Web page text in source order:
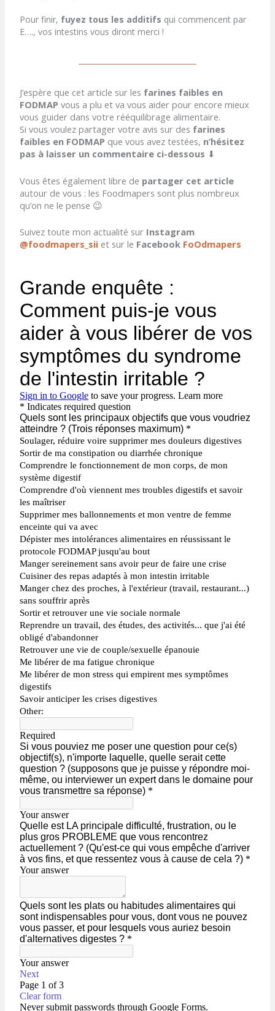
Pour finir, fuyez tous les additifs qui commencent par
E…., vos intestins vous diront merci !
J’espère que cet article sur les farines faibles en
FODMAP vous a plu et va vous aider pour encore mieux
vous guider dans votre rééquilibrage alimentaire.
Si vous voulez partager votre avis sur des farines
faibles en FODMAP que vous avez testées, n’hésitez
pas à laisser un commentaire ci-dessous ⬇
Vous êtes également libre de partager cet article
autour de vous : les Foodmapers sont plus nombreux
qu’on ne le pense 😉
Suivez toute mon actualité sur Instagram
@foodmapers_sii et sur le Facebook FoOdmapers